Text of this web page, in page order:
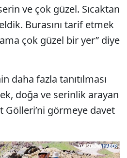
ve çok güzel. Sıcaktan
Burasını tarif etmek
çok güzel bir yer” diye
daha fazla tanıtılması
doğa ve serinlik arayan
Gölleri’ni görmeye davet